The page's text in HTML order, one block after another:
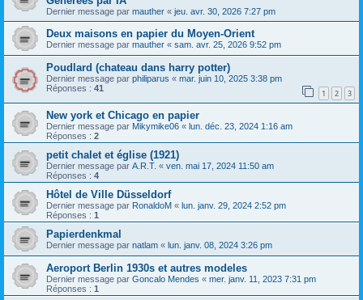
Dernier message par mauther « jeu. avr. 30, 2026 7:27 pm
Deux maisons en papier du Moyen-Orient
Dernier message par mauther « sam. avr. 25, 2026 9:52 pm
Poudlard (chateau dans harry potter)
Dernier message par philiparus « mar. juin 10, 2025 3:38 pm
Réponses : 41 1 2 3
New york et Chicago en papier
Dernier message par Mikymike06 « lun. déc. 23, 2024 1:16 am
Réponses : 2
petit chalet et église (1921)
Dernier message par A.R.T. « ven. mai 17, 2024 11:50 am
Réponses : 4
Hôtel de Ville Düsseldorf
Dernier message par RonaldoM « lun. janv. 29, 2024 2:52 pm
Réponses : 1
Papierdenkmal
Dernier message par natlam « lun. janv. 08, 2024 3:26 pm
Aeroport Berlin 1930s et autres modeles
Dernier message par Goncalo Mendes « mer. janv. 11, 2023 7:31 pm
Réponses : 1